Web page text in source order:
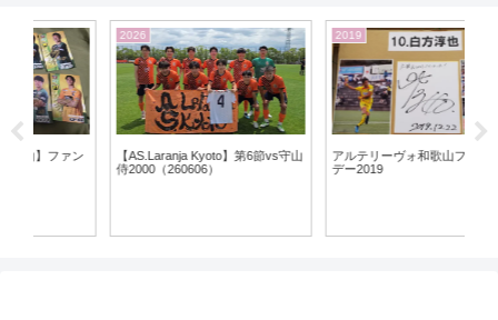
2026
【AS.Laranja Kyoto】第6節vs守山
侍2000（260606）
2019
アルテリーヴォ和歌山ファン感謝